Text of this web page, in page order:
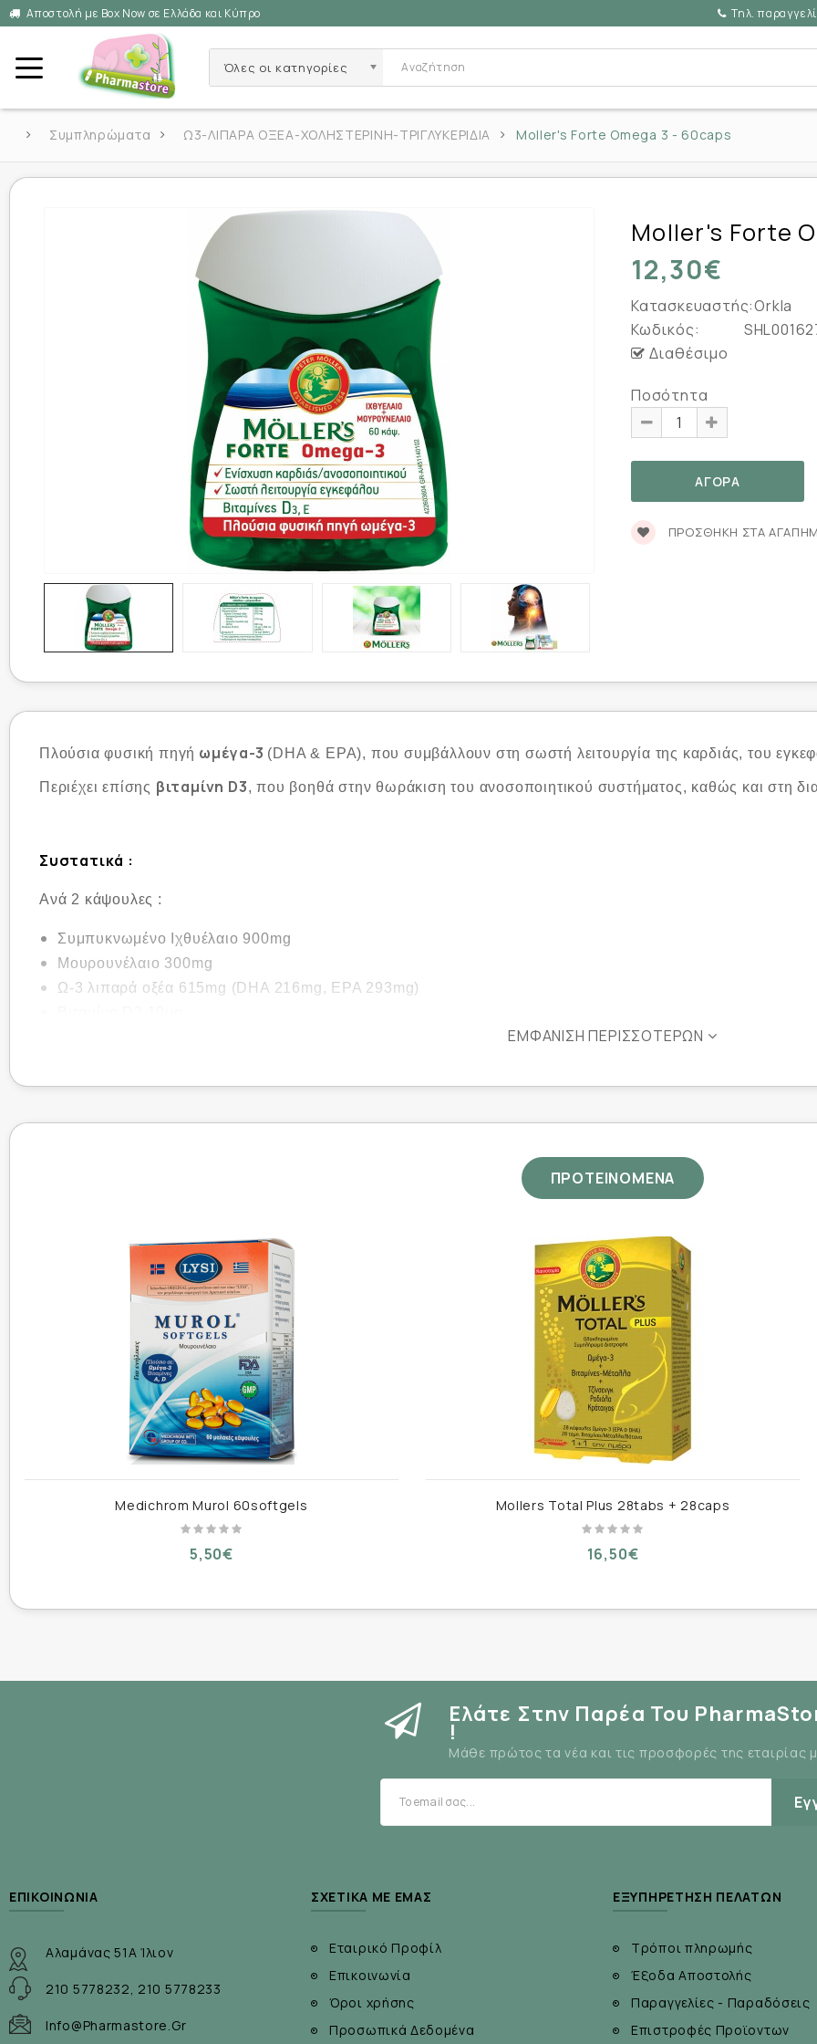
Αποστολή με Box Now σε Ελλάδα και Κύπρο Τηλ.
Όλες οι κατηγορίες
Συμπληρώματα Ω3-ΛΙΠΑΡΑ ΟΞΕΑ-ΧΟΛΗΣΤΕΡΙΝΗ-ΤΡΙΓΛΥΚΕΡΙΔΙΑ Moller's Forte Omega 3 - 60caps
Moller's Forte
12,30€
Κατασκευαστής:Orkla
Κωδικός:
Διαθέσιμο
Ποσότητα
ΠΡΟΣΘΉΚΗ ΣΤΑ
Πλούσια φυσική πηγή ωμέγα-3 (DHA & EPA), που συμβάλλουν στη σωστή λειτουργία της καρδιάς, του
Περιέχει επίσης βιταμίνη D3, που βοηθά στην θωράκιση του ανοσοποιητικού συστήματος, καθώς και στη
Συστατικά :
Ανά 2 κάψουλες :
Συμπυκνωμένο Ιχθυέλαιο 900mg
Μουρουνέλαιο 300mg
Ω-3 λιπαρά οξέα 615mg (DHA 216mg, EPA 293mg)
Μαλακές κάψουλες ω-3 λιπαρών οξέων από υψηλής ποιότητας μείγμα μουρουνέλαιου και συμπυκνωμένου
Συσκευασία :60 κάψουλες
ΕΜΦΆΝΙΣΗ ΠΕΡΙΣΣΌΤΕΡΩΝ
ΠΡΟΤΕΙΝΟΜΕΝΑ
Medichrom Murol 60softgels
5,50€
Mollers Total Plus 28tabs + 28caps
16,50€
Ελάτε Στην Παρέα Του
!
Μάθε πρώτος τα νέα και τις προσφορές της εταιρίας
ΕΠΙΚΟΙΝΩΝΊΑ
Αλαμάνας 51Α Ίλιον
210 5778232, 210 5778233
Info@pharmastore.gr
ΣΧΕΤΙΚΆ ΜΕ ΕΜΆΣ
Εταιρικό Προφίλ
Επικοινωνία
Όροι χρήσης
Προσωπικά Δεδομένα
ΕΞΥΠΗΡΈΤΗΣΗ ΠΕΛΑΤΏΝ
Τρόποι πληρωμής
Έξοδα Αποστολής
Παραγγελίες - Παραδόσεις
Επιστροφές Προϊοντων